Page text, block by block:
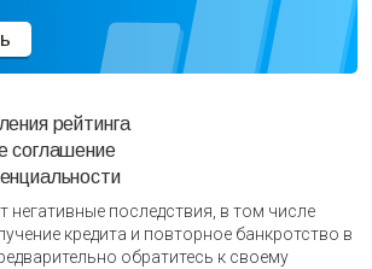
рейтинга
соглашение
негативные последствия, в том числе
кредита и повторное банкротство в
обратитесь к своему